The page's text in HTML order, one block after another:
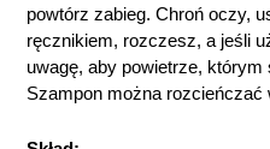
powtórz zabieg. Chroń oczy,
ręcznikiem, rozczesz, a jeśli
uwagę, aby powietrze, którym
Szampon można rozcieńczać